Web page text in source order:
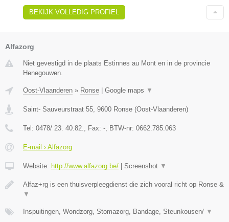
BEKIJK VOLLEDIG PROFIEL
Alfazorg
Niet gevestigd in de plaats Estinnes au Mont en in de provincie
Henegouwen.
Oost-Vlaanderen » Ronse Google maps ▼
Saint- Sauveurstraat 55, 9600 Ronse (Oost-Vlaanderen)
Tel: 0478/ 23. 40.82., Fax: -, BTW-nr: 0662.785.063
E-mail › Alfazorg
Website: http://www.alfazorg.be/ Screenshot ▼
Alfaz+rg is een thuisverpleegdienst die zich vooral richt op Ronse &
▼
Inspuitingen, Wondzorg, Stomazorg, Bandage, Steunkousen/ ▼